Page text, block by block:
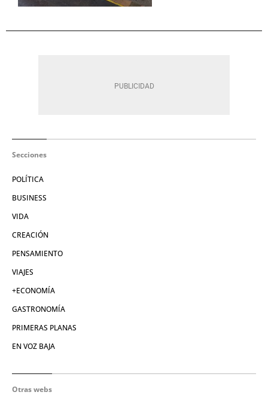
Secciones
POLÍTICA
BUSINESS
VIDA
CREACIÓN
PENSAMIENTO
VIAJES
+ECONOMÍA
GASTRONOMÍA
PRIMERAS PLANAS
EN VOZ BAJA
Otras webs